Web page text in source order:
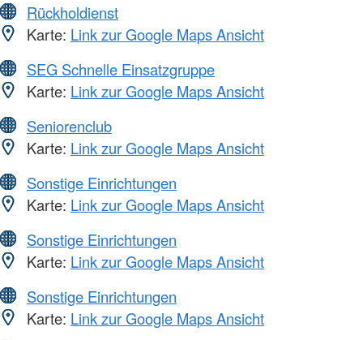
Rückholdienst
Karte: Link zur Google Maps Ansicht
SEG Schnelle Einsatzgruppe
Karte: Link zur Google Maps Ansicht
Seniorenclub
Karte: Link zur Google Maps Ansicht
Sonstige Einrichtungen
Karte: Link zur Google Maps Ansicht
Sonstige Einrichtungen
Karte: Link zur Google Maps Ansicht
Sonstige Einrichtungen
Karte: Link zur Google Maps Ansicht